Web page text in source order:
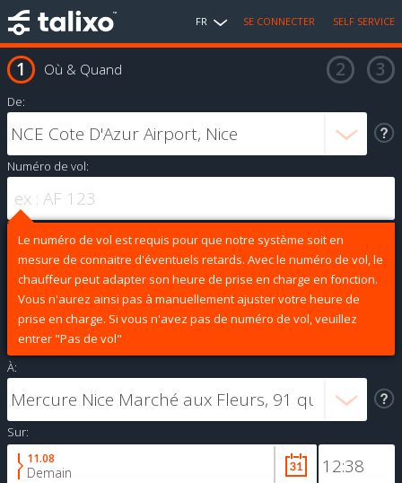
FR SE CONNECTER SELF SERVICE
Où & Quand
De:
Numéro de vol:
Le numéro de vol est requis pour que notre système soit en
mesure de connaitre d'éventuels retards. Avec le numéro de vol, le
chauffeur peut adapter son heure de prise en charge en fonction.
Vous n'aurez ainsi pas à manuellement ajuster votre heure de
prise en charge. Si vous n'avez pas de numéro de vol, veuillez
entrer "Pas de vol"
À:
Sur:
11.08
Demain